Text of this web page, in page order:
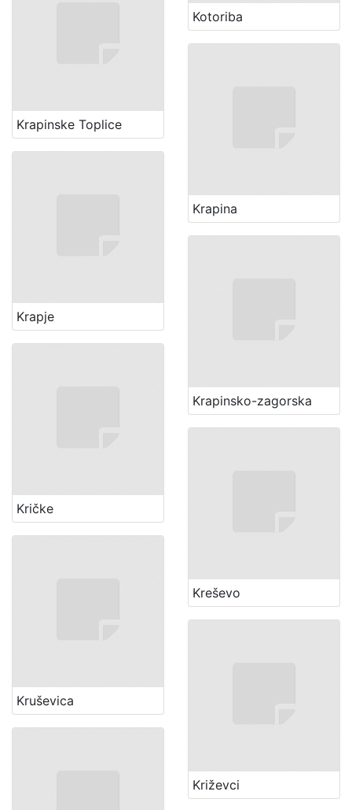
Kotoriba
Krapina
Krapinske Toplice
Krapinsko-zagorska
Krapje
Kreševo
Kričke
Križevci
Kruševica